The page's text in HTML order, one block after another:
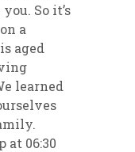
So it’s
a
aged
learned
at 06:30